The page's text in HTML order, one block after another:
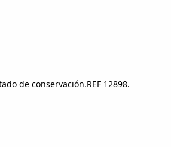
de conservación.REF 12898.